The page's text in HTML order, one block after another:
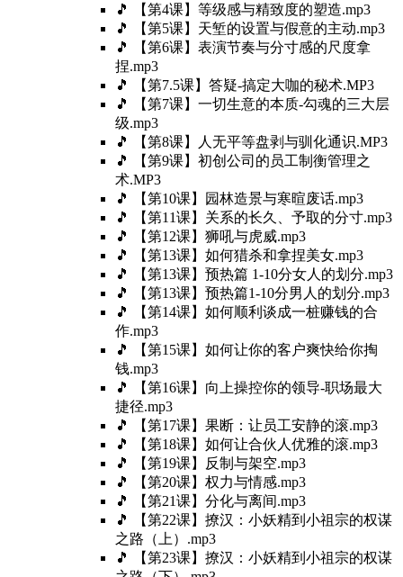
🎵 【第4课】等级感与精致度的塑造.mp3
🎵 【第5课】天堑的设置与假意的主动.mp3
🎵 【第6课】表演节奏与分寸感的尺度拿
捏.mp3
🎵 【第7.5课】答疑-搞定大咖的秘术.MP3
🎵 【第7课】一切生意的本质-勾魂的三大层
级.mp3
🎵 【第8课】人无平等盘剥与驯化通识.MP3
🎵 【第9课】初创公司的员工制衡管理之
术.MP3
🎵 【第10课】园林造景与寒暄废话.mp3
🎵 【第11课】关系的长久、予取的分寸.mp3
🎵 【第12课】狮吼与虎威.mp3
🎵 【第13课】如何猎杀和拿捏美女.mp3
🎵 【第13课】预热篇 1-10分女人的划分.mp3
🎵 【第13课】预热篇1-10分男人的划分.mp3
🎵 【第14课】如何顺利谈成一桩赚钱的合
作.mp3
🎵 【第15课】如何让你的客户爽快给你掏
钱.mp3
🎵 【第16课】向上操控你的领导-职场最大
捷径.mp3
🎵 【第17课】果断：让员工安静的滚.mp3
🎵 【第18课】如何让合伙人优雅的滚.mp3
🎵 【第19课】反制与架空.mp3
🎵 【第20课】权力与情感.mp3
🎵 【第21课】分化与离间.mp3
🎵 【第22课】撩汉：小妖精到小祖宗的权谋
之路（上）.mp3
🎵 【第23课】撩汉：小妖精到小祖宗的权谋